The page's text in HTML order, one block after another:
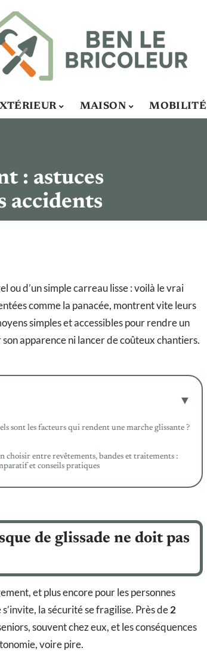
MAISON MOBILITÉ
: astuces
accidents
ou d’un simple carreau lisse : voilà le vrai
comme la panacée, montrent vite leurs
simples et accessibles pour rendre un
apparence ni lancer de coûteux chantiers.
sont les facteurs qui rendent une marche glissante ?
choisir entre revêtements, bandes et traitements :
et conseils pratiques
de glissade ne doit pas
et plus encore pour les personnes
la sécurité se fragilise. Près de2
souvent chez eux, et les conséquences
voire pire.